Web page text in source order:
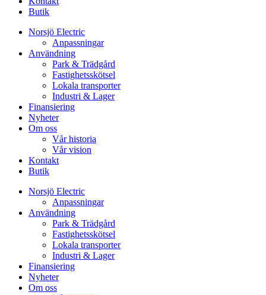
Butik
Norsjö Electric
Anpassningar
Användning
Park & Trädgård
Fastighetsskötsel
Lokala transporter
Industri & Lager
Finansiering
Nyheter
Om oss
Vår historia
Vår vision
Kontakt
Butik
Norsjö Electric
Anpassningar
Användning
Park & Trädgård
Fastighetsskötsel
Lokala transporter
Industri & Lager
Finansiering
Nyheter
Om oss